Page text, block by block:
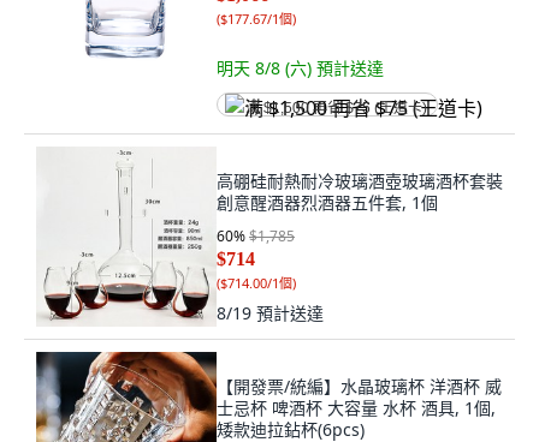
($177.67/1個)
明天 8/8 (六) 預計送達
满 $1,500 再省 $75 (王道卡)
高硼硅耐熱耐冷玻璃酒壺玻璃酒杯套裝
創意醒酒器烈酒器五件套, 1個
60%$1,785
$714
($714.00/1個)
8/19 預計送達
【開發票/統編】水晶玻璃杯 洋酒杯 威
士忌杯 啤酒杯 大容量 水杯 酒具, 1個,
矮款迪拉鉆杯(6pcs)